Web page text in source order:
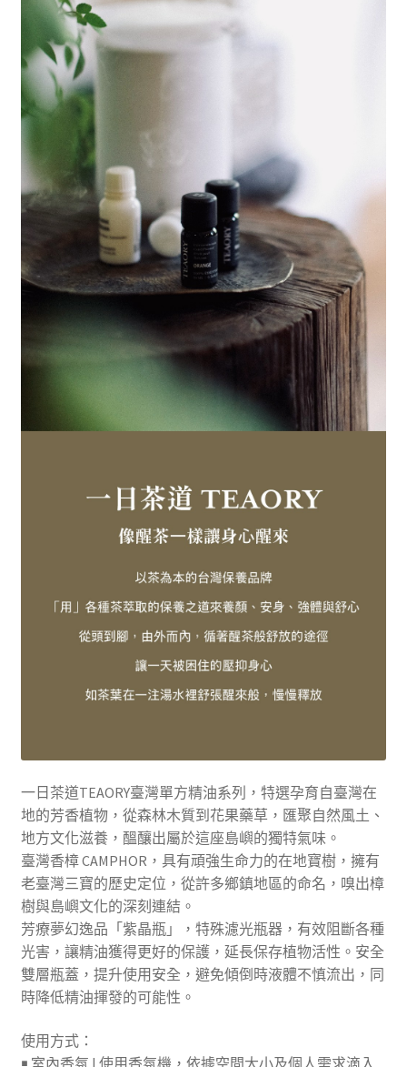
一日茶道TEAORY臺灣單方精油系列，特選孕育自臺灣在
地的芳香植物，從森林木質到花果藥草，匯聚自然風土、
地方文化滋養，醞釀出屬於這座島嶼的獨特氣味。
臺灣香樟 CAMPHOR，具有頑強生命力的在地寶樹，擁有
老臺灣三寶的歷史定位，從許多鄉鎮地區的命名，嗅出樟
樹與島嶼文化的深刻連結。
芳療夢幻逸品「紫晶瓶」，特殊濾光瓶器，有效阻斷各種
光害，讓精油獲得更好的保護，延長保存植物活性。安全
雙層瓶蓋，提升使用安全，避免傾倒時液體不慎流出，同
時降低精油揮發的可能性。
使用方式：
￭ 室內香氛 | 使用香氛機，依據空間大小及個人需求滴入